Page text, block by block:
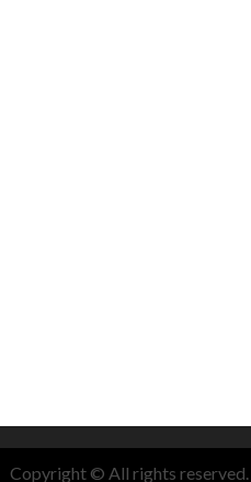
Copyright © All rights reserved.